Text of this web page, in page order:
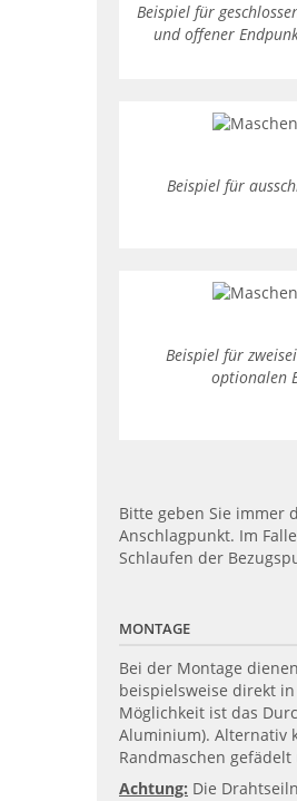
Beispiel für
und offener
Beispiel für
Beispiel für
optionalen
Bitte geben Sie immer
Anschlagpunkt. Im
Schlaufen der
MONTAGE
Bei der Montage
beispielsweise direkt
Möglichkeit ist das
Aluminium). Alternativ
Randmaschen
Achtung: Die